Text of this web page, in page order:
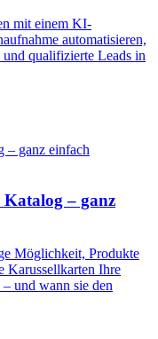
mit einem KI-
automatisieren,
und qualifizierte Leads in
– ganz
Möglichkeit, Produkte
Karussellkarten Ihre
und wann sie den